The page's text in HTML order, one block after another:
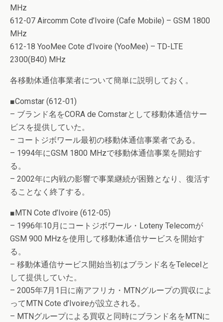
MHz
612-07 Aircomm Cote d’Ivoire (Cafe Mobile) – GSM 1800
MHz
612-18 YooMee Cote d’Ivoire (YooMee) – TD-LTE
2300(B40) MHz
各移動体通信事業者について簡単に説明しておく。
■Comstar (612-01)
– ブランド名をCORA de Comstarとして移動体通信サー
ビスを提供していた。
– コートジボワール最初の移動体通信事業者である。
– 1994年にGSM 1800 MHzで移動体通信事業を開始す
る。
– 2002年に内戦の影響で事業継続が困難となり、復活す
ることなく終了する。
■MTN Cote d’Ivoire (612-05)
– 1996年10月にコートジボワール・Loteny Telecomが
GSM 900 MHzを使用して移動体通信サービスを開始す
る。
– 移動体通信サービス開始当初はブランド名をTelecelと
して提供していた。
– 2005年7月1日に南アフリカ・MTNグループの買収によ
ってMTN Cote d’Ivoireが設立される。
– MTNグループによる買収と同時にブランド名をMTNに